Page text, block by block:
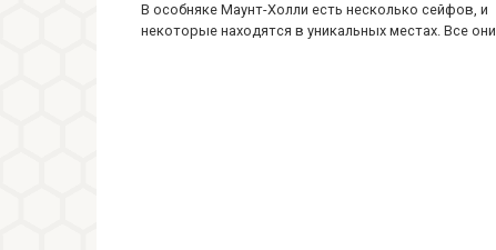
В особняке Маунт-Холли есть несколько сейфов, и
некоторые находятся в уникальных местах. Все они